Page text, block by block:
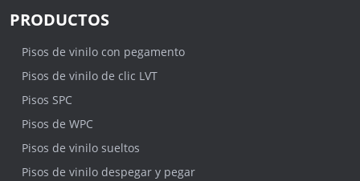
PRODUCTOS
Pisos de vinilo con pegamento
Pisos de vinilo de clic LVT
Pisos SPC
Pisos de WPC
Pisos de vinilo sueltos
Pisos de vinilo despegar y pegar